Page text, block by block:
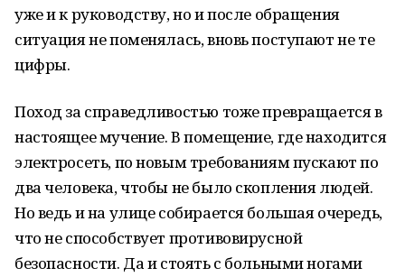
уже и к руководству, но и после обращения
ситуация не поменялась, вновь поступают не те
цифры.
Поход за справедливостью тоже превращается в
настоящее мучение. В помещение, где находится
электросеть, по новым требованиям пускают по
два человека, чтобы не было скопления людей.
Но ведь и на улице собирается большая очередь,
что не способствует противовирусной
безопасности. Да и стоять с больными ногами